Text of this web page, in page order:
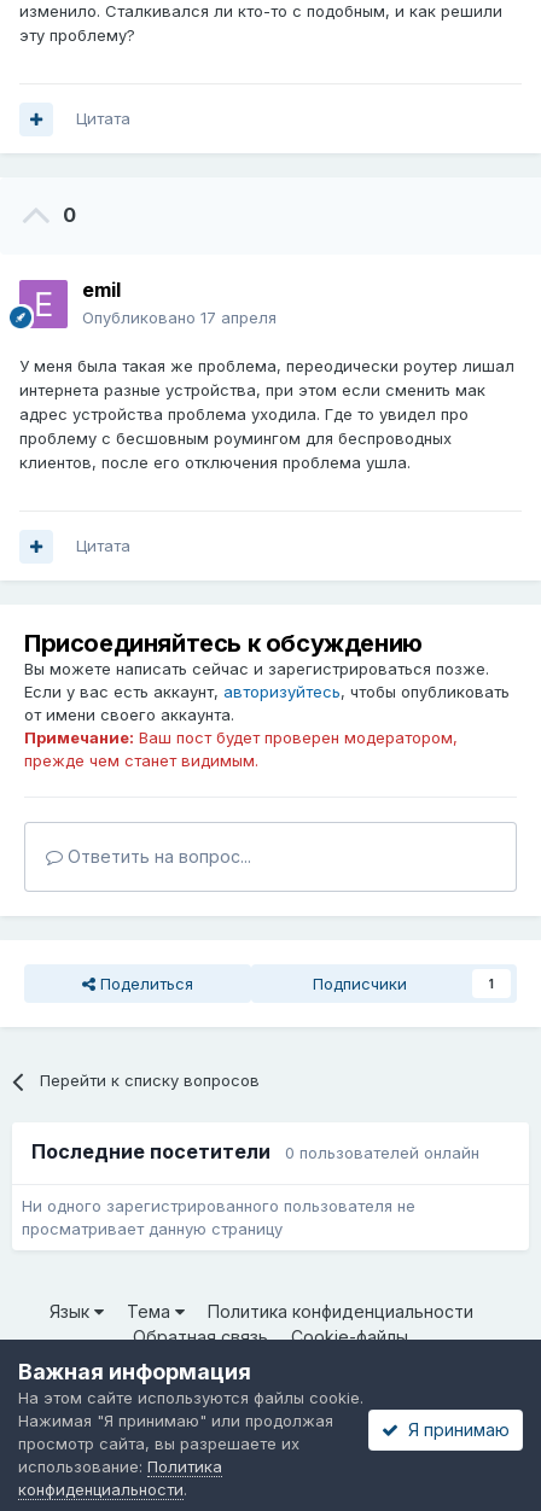
изменило. Сталкивался ли кто-то с подобным, и как решили
эту проблему?
Цитата
0
emil
Опубликовано 17 апреля
У меня была такая же проблема, переодически роутер лишал
интернета разные устройства, при этом если сменить мак
адрес устройства проблема уходила. Где то увидел про
проблему с бесшовным роумингом для беспроводных
клиентов, после его отключения проблема ушла.
Цитата
Присоединяйтесь к обсуждению
Вы можете написать сейчас и зарегистрироваться позже.
Если у вас есть аккаунт, авторизуйтесь, чтобы опубликовать
от имени своего аккаунта.
Примечание: Ваш пост будет проверен модератором,
прежде чем станет видимым.
Ответить на вопрос...
Поделиться Подписчики 1
Перейти к списку вопросов
Последние посетители 0 пользователей онлайн
Ни одного зарегистрированного пользователя не
просматривает данную страницу
Язык Тема
Политика конфиденциальности
Обратная связь
Cookie-файлы
© ООО «Неткрейз» 2025
Powered by Invision Community
Важная информация
На этом сайте используются файлы cookie.
Нажимая "Я принимаю" или продолжая
просмотр сайта, вы разрешаете их
использование: Политика
конфиденциальности.
Я принимаю